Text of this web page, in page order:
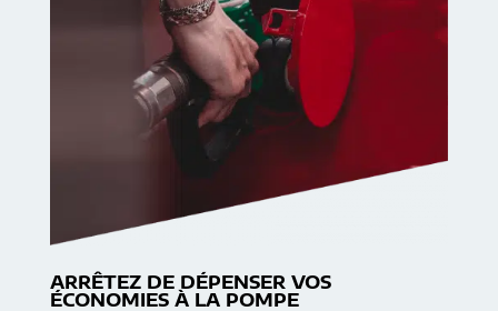
ARRÊTEZ DE DÉPENSER VOS
ÉCONOMIES À LA POMPE